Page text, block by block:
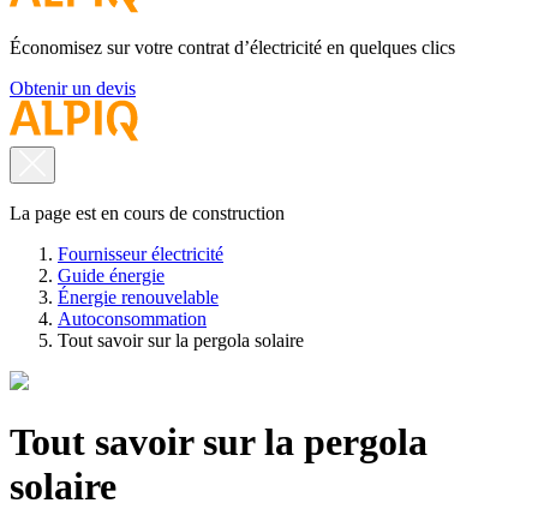
Économisez sur votre contrat d’électricité en quelques clics
Obtenir un devis
La page est en cours de construction
Fournisseur électricité
Guide énergie
Énergie renouvelable
Autoconsommation
Tout savoir sur la pergola solaire
Tout savoir sur la pergola
solaire